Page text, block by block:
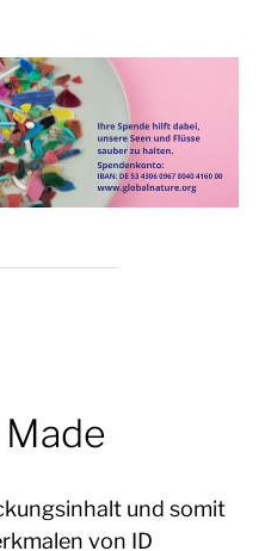
und somit
von ID